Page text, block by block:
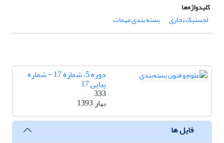
کلیدواژه‌ها
لجستیک تجاری
بسته بندی مهمات
دوره 5، شماره 17 - شماره
پیاپی 17
333
بهار 1393
فایل ها